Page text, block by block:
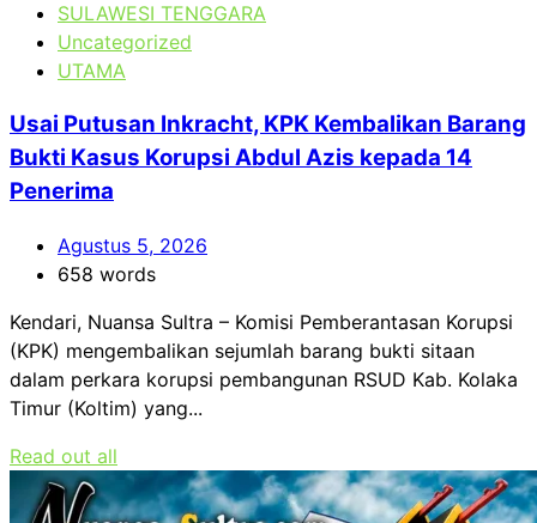
SULAWESI TENGGARA
Uncategorized
UTAMA
Usai Putusan Inkracht, KPK Kembalikan Barang
Bukti Kasus Korupsi Abdul Azis kepada 14
Penerima
Agustus 5, 2026
658 words
Kendari, Nuansa Sultra – Komisi Pemberantasan Korupsi
(KPK) mengembalikan sejumlah barang bukti sitaan
dalam perkara korupsi pembangunan RSUD Kab. Kolaka
Timur (Koltim) yang...
Read out all